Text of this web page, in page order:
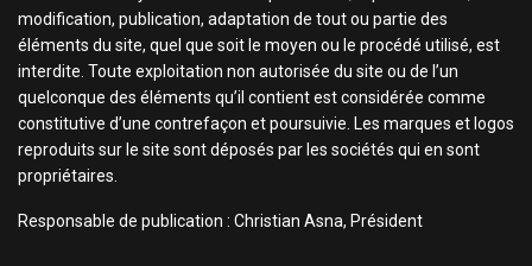
modification, publication, adaptation de tout ou partie des
éléments du site, quel que soit le moyen ou le procédé utilisé, est
interdite. Toute exploitation non autorisée du site ou de l’un
quelconque des éléments qu’il contient est considérée comme
constitutive d’une contrefaçon et poursuivie. Les marques et logos
reproduits sur le site sont déposés par les sociétés qui en sont
propriétaires.
Responsable de publication : Christian Asna, Président